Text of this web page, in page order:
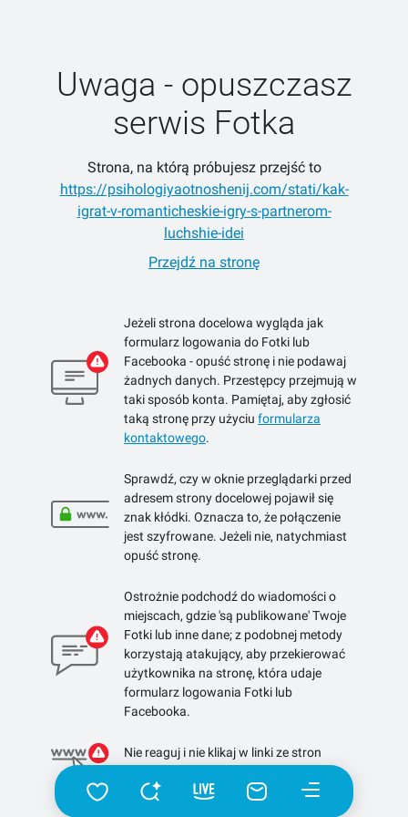
Uwaga - opuszczasz
serwis Fotka
Strona, na którą próbujesz przejść to
https://psihologiyaotnoshenij.com/stati/kak-
igrat-v-romanticheskie-igry-s-partnerom-
luchshie-idei
Przejdź na stronę
Jeżeli strona docelowa wygląda jak
formularz logowania do Fotki lub
Facebooka - opuść stronę i nie podawaj
żadnych danych. Przestępcy przejmują w
taki sposób konta. Pamiętaj, aby zgłosić
taką stronę przy użyciu formularza
kontaktowego.
Sprawdź, czy w oknie przeglądarki przed
adresem strony docelowej pojawił się
znak kłódki. Oznacza to, że połączenie
jest szyfrowane. Jeżeli nie, natychmiast
opuść stronę.
Ostrożnie podchodź do wiadomości o
miejscach, gdzie 'są publikowane' Twoje
Fotki lub inne dane; z podobnej metody
korzystają atakujący, aby przekierować
użytkownika na stronę, która udaje
formularz logowania Fotki lub
Facebooka.
Nie reaguj i nie klikaj w linki ze stron